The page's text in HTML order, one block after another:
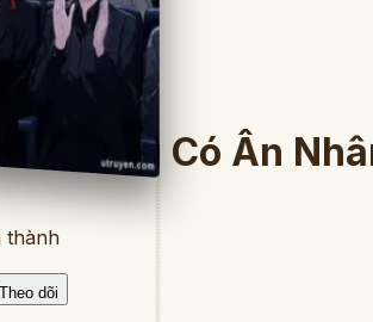
Không Có Ân
thành
Theo dõi